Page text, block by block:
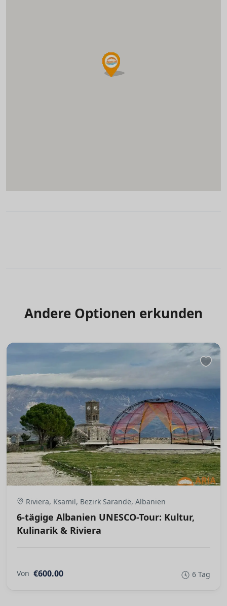
Andere Optionen erkunden
Riviera, Ksamil, Bezirk Sarandë, Albanien
6-tägige Albanien UNESCO-Tour: Kultur,
Kulinarik & Riviera
Von €600.00 6 Tag